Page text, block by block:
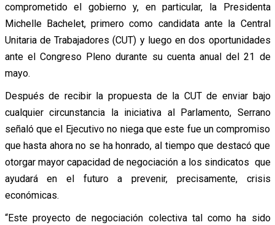
comprometido el gobierno y, en particular, la Presidenta
Michelle Bachelet, primero como candidata ante la Central
Unitaria de Trabajadores (CUT) y luego en dos oportunidades
ante el Congreso Pleno durante su cuenta anual del 21 de
mayo.
Después de recibir la propuesta de la CUT de enviar bajo
cualquier circunstancia la iniciativa al Parlamento, Serrano
señaló que el Ejecutivo no niega que este fue un compromiso
que hasta ahora no se ha honrado, al tiempo que destacó que
otorgar mayor capacidad de negociación a los sindicatos que
ayudará en el futuro a prevenir, precisamente, crisis
económicas.
“Este proyecto de negociación colectiva tal como ha sido